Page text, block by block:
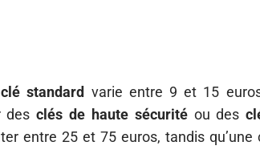
clé standard varie entre 9 et 15
desclés de haute sécuritéou des
entre 25 et 75 euros, tandis qu’une